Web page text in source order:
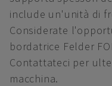
include un'unità di
Considerate
bordatrice Felder
Contattateci per
macchina.